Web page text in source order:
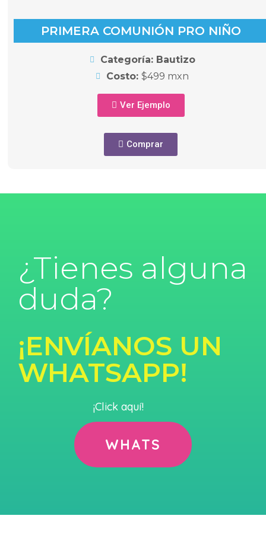
PRIMERA COMUNIÓN PRO NIÑO
Categoría: Bautizo
Costo:$499 mxn
Ver Ejemplo
Comprar
¿Tienes alguna
duda?
¡ENVÍANOS UN
WHATSAPP!
¡Click aquí!
WHATS